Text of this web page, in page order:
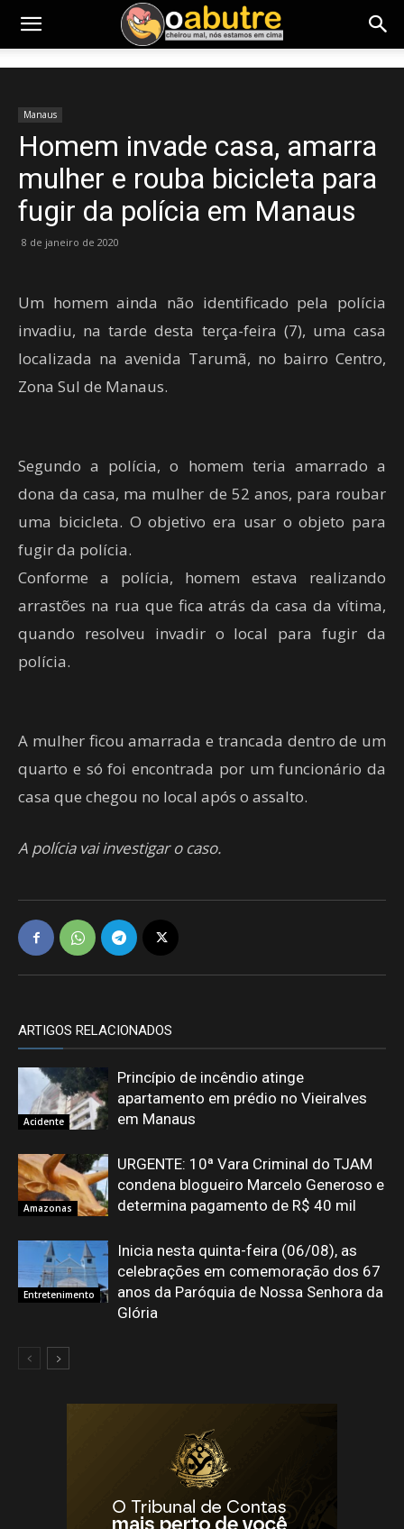
Manaus
Homem invade casa, amarra
mulher e rouba bicicleta para
fugir da polícia em Manaus
8 de janeiro de 2020
Um homem ainda não identificado pela polícia
invadiu, na tarde desta terça-feira (7), uma casa
localizada na avenida Tarumã, no bairro Centro,
Zona Sul de Manaus.
Segundo a polícia, o homem teria amarrado a
dona da casa, ma mulher de 52 anos, para roubar
uma bicicleta. O objetivo era usar o objeto para
fugir da polícia.
Conforme a polícia, homem estava realizando
arrastões na rua que fica atrás da casa da vítima,
quando resolveu invadir o local para fugir da
polícia.
A mulher ficou amarrada e trancada dentro de um
quarto e só foi encontrada por um funcionário da
casa que chegou no local após o assalto.
A polícia vai investigar o caso.
ARTIGOS RELACIONADOS
Acidente
Princípio de incêndio atinge
apartamento em prédio no Vieiralves
em Manaus
Amazonas
URGENTE: 10ª Vara Criminal do TJAM
condena blogueiro Marcelo Generoso e
determina pagamento de R$ 40 mil
Entretenimento
Inicia nesta quinta-feira (06/08), as
celebrações em comemoração dos 67
anos da Paróquia de Nossa Senhora da
Glória